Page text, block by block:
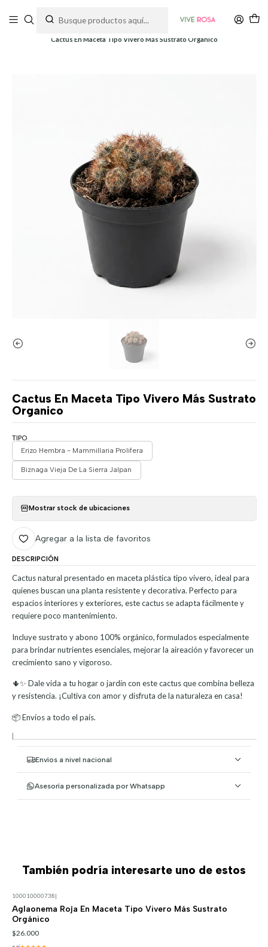
Cactus En Maceta Tipo Vivero Más Sustrato Organico
Cactus En Maceta Tipo Vivero Más Sustrato
Organico
TIPO
Erizo Hembra - Mammillaria Prolifera
Biznaga Vieja De La Sierra Jalpan
Mostrar stock de ubicaciones
Agregar a la lista de favoritos
DESCRIPCIÓN
Cactus natural presentado en maceta plástica tipo vivero, ideal para
quienes buscan una planta resistente y decorativa. Perfecto para
espacios interiores y exteriores, este cactus se adapta fácilmente y
requiere poco mantenimiento.
Incluye sustrato y abono 100% orgánico, formulados especialmente
para brindar nutrientes esenciales, mejorar la aireación y favorecer un
crecimiento sano y vigoroso.
🌵✨ Dale vida a tu hogar o jardín con este cactus que combina belleza
y resistencia. ¡Cultiva con amor y disfruta de la naturaleza en casa!
📦 Envíos a todo el país.
Envíos a nivel nacional
Asesoría personalizada por Whatsapp
También podría interesarte uno de estos
100010000738|
Aglaonema Roja En Maceta Tipo Vivero Más Sustrato
Orgánico
$26.000